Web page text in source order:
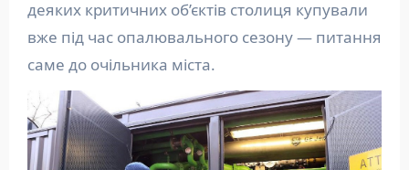
деяких критичних об’єктів столиця купували
вже під час опалювального сезону — питання
саме до очільника міста.